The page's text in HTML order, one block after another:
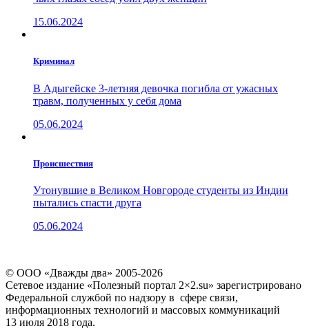
15.06.2024
Криминал
В Адыгейске 3-летняя девочка погибла от ужасных
травм, полученных у себя дома
05.06.2024
Проиcшествия
Утонувшие в Великом Новгороде студенты из Индии
пытались спасти друга
05.06.2024
© ООО «Дважды два» 2005-2026
Сетевое издание «Полезный портал 2×2.su» зарегистрировано
Федеральной службой по надзору в сфере связи,
информационных технологий и массовых коммуникаций
13 июля 2018 года.